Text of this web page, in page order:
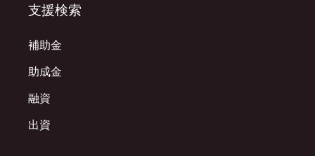
支援検索
補助金
助成金
融資
出資